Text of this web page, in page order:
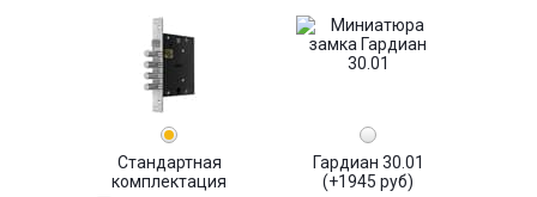
Стандартная
комплектация
Гардиан 30.01
(+1945 руб)